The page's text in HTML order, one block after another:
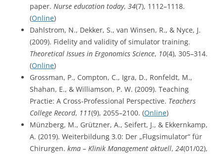
paper. Nurse education today, 34(7), 1112–1118.
(Online)
Dahlstrom, N., Dekker, S., van Winsen, R., & Nyce, J.
(2009). Fidelity and validity of simulator training.
Theoretical Issues in Ergonomics Science, 10(4), 305–314.
(Online)
Grossman, P., Compton, C., Igra, D., Ronfeldt, M.,
Shahan, E., & Williamson, P. W. (2009). Teaching
Practie: A Cross-Professional Perspective. Teachers
College Record, 111(9), 2055–2100. (Online)
Münzberg, M., Grützner, A., Seifert, J., & Ekkernkamp,
A. (2019). Weiterbildung 3.0: Der „Flugsimulator“ für
Chirurgen. kma – Klinik Management aktuell, 24(01/02),